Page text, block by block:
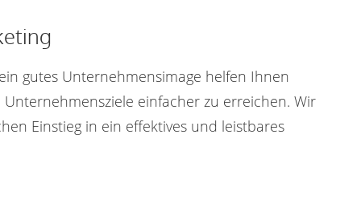
gutes Unternehmensimage helfen Ihnen
einfacher zu erreichen. Wir
Einstieg in ein effektives und leistbares